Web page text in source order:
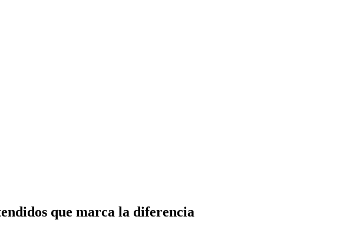
que marca la diferencia